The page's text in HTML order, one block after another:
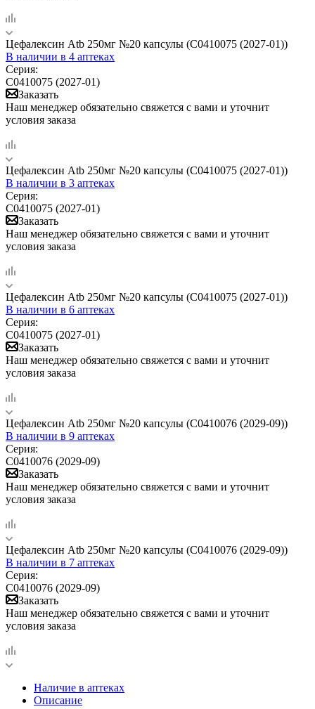
Цефалексин Atb 250мг №20 капсулы (C0410075 (2027-01))
В наличии в 4 аптеках
Серия:
C0410075 (2027-01)
Заказать
Наш менеджер обязательно свяжется с вами и уточнит
условия заказа
Цефалексин Atb 250мг №20 капсулы (C0410075 (2027-01))
В наличии в 3 аптеках
Серия:
C0410075 (2027-01)
Заказать
Наш менеджер обязательно свяжется с вами и уточнит
условия заказа
Цефалексин Atb 250мг №20 капсулы (C0410075 (2027-01))
В наличии в 6 аптеках
Серия:
C0410075 (2027-01)
Заказать
Наш менеджер обязательно свяжется с вами и уточнит
условия заказа
Цефалексин Atb 250мг №20 капсулы (C0410076 (2029-09))
В наличии в 9 аптеках
Серия:
C0410076 (2029-09)
Заказать
Наш менеджер обязательно свяжется с вами и уточнит
условия заказа
Цефалексин Atb 250мг №20 капсулы (С0410076 (2029-09))
В наличии в 7 аптеках
Серия:
С0410076 (2029-09)
Заказать
Наш менеджер обязательно свяжется с вами и уточнит
условия заказа
Наличие в аптеках
Описание